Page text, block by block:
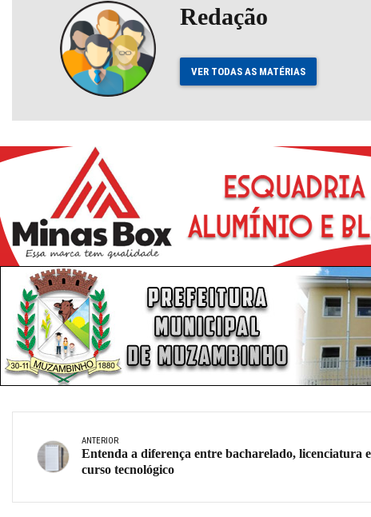
Redação
VER TODAS AS MATÉRIAS
ANTERIOR
Entenda a diferença entre bacharelado, licenciatura e
curso tecnológico